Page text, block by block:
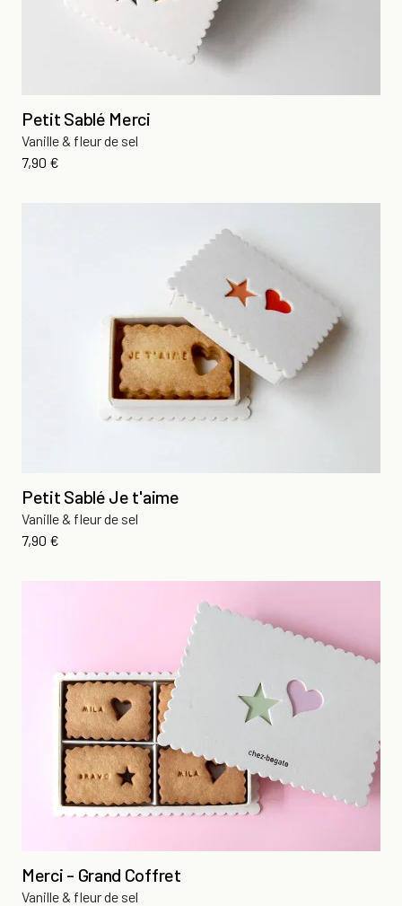
Petit Sablé Merci
Vanille & fleur de sel
Prix
7,90 €
Petit Sablé Je t'aime
Vanille & fleur de sel
Prix
7,90 €
Merci - Grand Coffret
Vanille & fleur de sel